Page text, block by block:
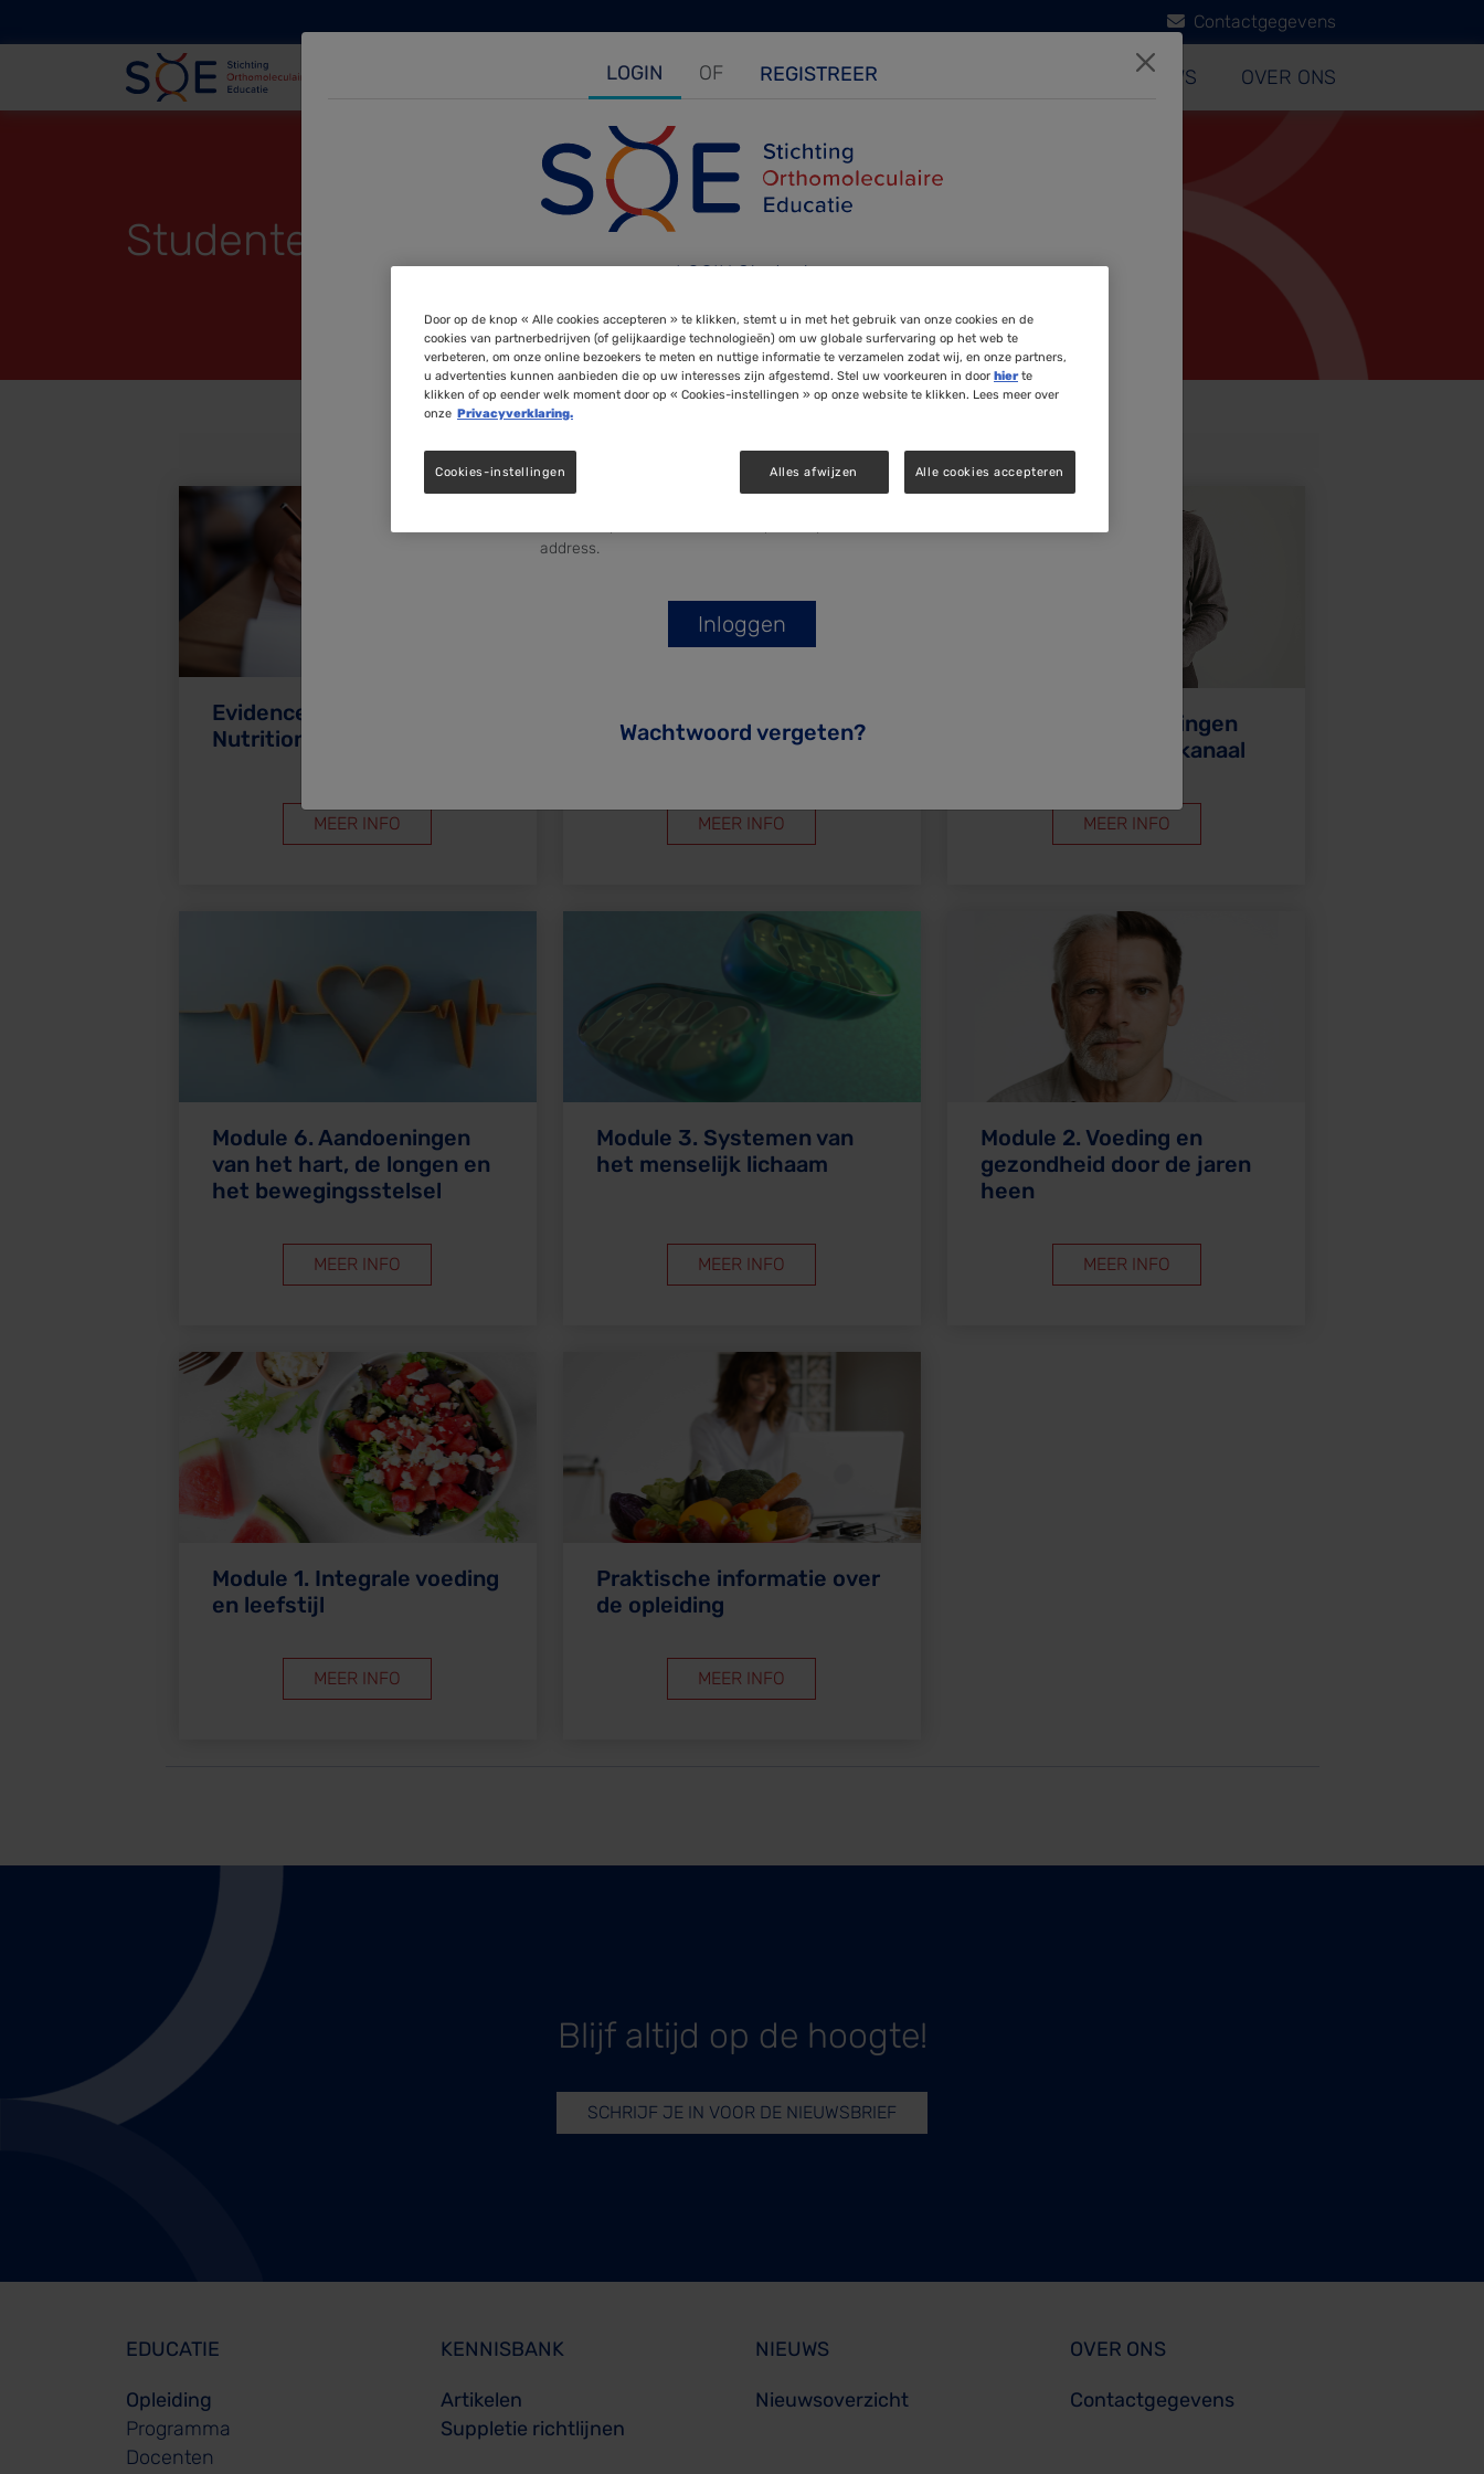
LOGIN OF REGISTREER
LOGIN Student
E-mail
Enter your email address.
Wachtwoord
address.
Wachtwoord vergeten?
Contactgegevens
EDUCATIE NIEUWS OVER ONS
Studentenportal Opleiding 2026/2027
Evidence & Practice Based
Nutrition
MEER INFO MEER INFO
Module 5. Aandoeningen
van het maagdarmkanaal
MEER INFO
Module 6. Aandoeningen
van het hart, de longen en
het bewegingsstelsel
MEER INFO
Module 3. Systemen van
het menselijk lichaam
MEER INFO
Module 2. Voeding en
gezondheid door de jaren
heen
MEER INFO
Module 1. Integrale voeding
en leefstijl
MEER INFO
Praktische informatie over
de opleiding
MEER INFO
Blijf altijd op de hoogte!
SCHRIJF JE IN VOOR DE NIEUWSBRIEF
EDUCATIE
Opleiding
Programma
Docenten
KENNISBANK
Artikelen
Suppletie richtlijnen
NIEUWS
Nieuwsoverzicht
OVER ONS
Contactgegevens
Door op de knop « Alle cookies accepteren » te klikken, stemt u in met het gebruik van onze cookies en de
cookies van partnerbedrijven (of gelijkaardige technologieën) om uw globale surfervaring op het web te
verbeteren, om onze online bezoekers te meten en nuttige informatie te verzamelen zodat wij, en onze partners,
u advertenties kunnen aanbieden die op uw interesses zijn afgestemd. Stel uw voorkeuren in door hierte
klikken of op eender welk moment door op « Cookies-instellingen » op onze website te klikken. Lees meer over
onze Privacyverklaring.
Alles afwijzen Alle cookies accepteren
Cookies-instellingen